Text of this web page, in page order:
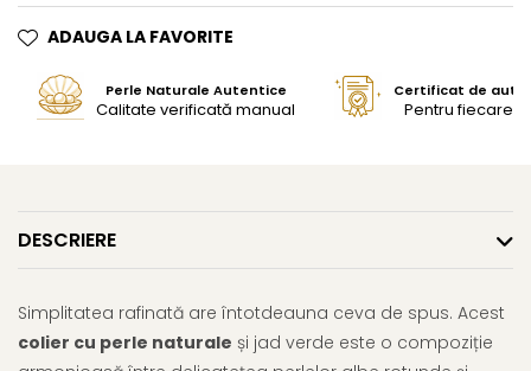
ADAUGA LA FAVORITE
Perle Naturale Autentice
Calitate verificată manual
Certificat de
Pentru fiecare
DESCRIERE
Simplitatea rafinată are întotdeauna ceva de spus. Acest
colier cu perle naturale și jad verde este o compoziție